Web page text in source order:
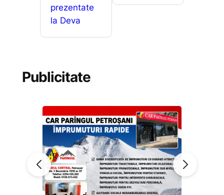
prezentate
la Deva
Publicitate